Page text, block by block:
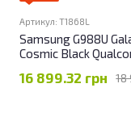
Артикул: T1868L
Samsung G988U
Cosmic Black
18
16 899.32 грн